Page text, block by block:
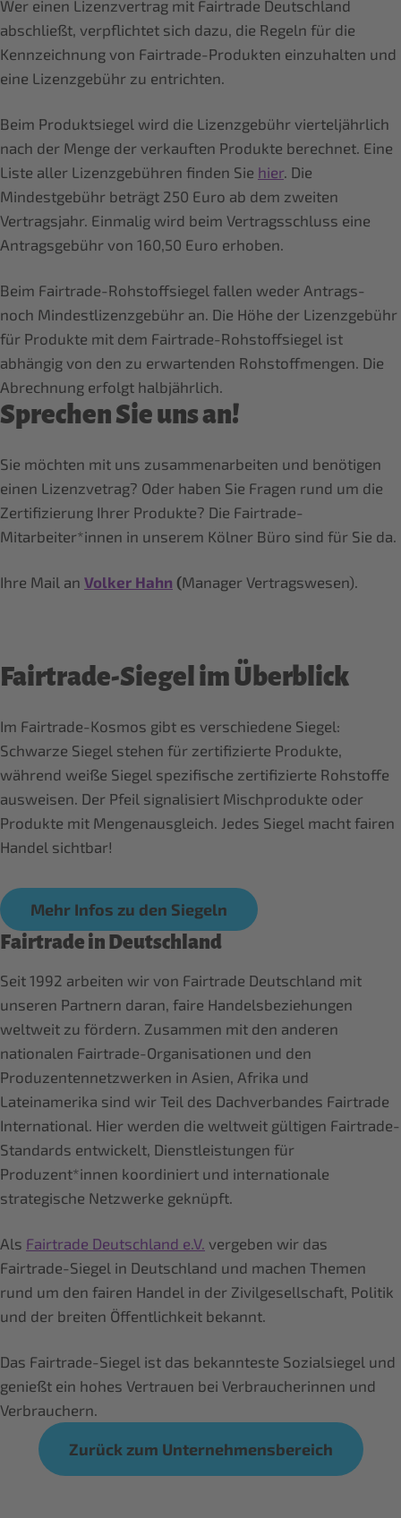
Wer einen Lizenzvertrag mit Fairtrade Deutschland
abschließt, verpflichtet sich dazu, die Regeln für die
Kennzeichnung von Fairtrade-Produkten einzuhalten und
eine Lizenzgebühr zu entrichten.
Beim Produktsiegel wird die Lizenzgebühr vierteljährlich
nach der Menge der verkauften Produkte berechnet. Eine
Liste aller Lizenzgebühren finden Sie hier. Die
Mindestgebühr beträgt 250 Euro ab dem zweiten
Vertragsjahr. Einmalig wird beim Vertragsschluss eine
Antragsgebühr von 160,50 Euro erhoben.
Beim Fairtrade-Rohstoffsiegel fallen weder Antrags-
noch Mindestlizenzgebühr an. Die Höhe der Lizenzgebühr
für Produkte mit dem Fairtrade-Rohstoffsiegel ist
abhängig von den zu erwartenden Rohstoffmengen. Die
Abrechnung erfolgt halbjährlich.
Sprechen Sie uns an!
Sie möchten mit uns zusammenarbeiten und benötigen
einen Lizenzvetrag? Oder haben Sie Fragen rund um die
Zertifizierung Ihrer Produkte? Die Fairtrade-
Mitarbeiter*innen in unserem Kölner Büro sind für Sie da.
Ihre Mail an Volker Hahn (Manager Vertragswesen).
Fairtrade-Siegel im Überblick
Im Fairtrade-Kosmos gibt es verschiedene Siegel:
Schwarze Siegel stehen für zertifizierte Produkte,
während weiße Siegel spezifische zertifizierte Rohstoffe
ausweisen. Der Pfeil signalisiert Mischprodukte oder
Produkte mit Mengenausgleich. Jedes Siegel macht fairen
Handel sichtbar!
Mehr Infos zu den Siegeln
Fairtrade in Deutschland
Seit 1992 arbeiten wir von Fairtrade Deutschland mit
unseren Partnern daran, faire Handelsbeziehungen
weltweit zu fördern. Zusammen mit den anderen
nationalen Fairtrade-Organisationen und den
Produzentennetzwerken in Asien, Afrika und
Lateinamerika sind wir Teil des Dachverbandes Fairtrade
International. Hier werden die weltweit gültigen Fairtrade-
Standards entwickelt, Dienstleistungen für
Produzent*innen koordiniert und internationale
strategische Netzwerke geknüpft.
Als Fairtrade Deutschland e.V. vergeben wir das
Fairtrade-Siegel in Deutschland und machen Themen
rund um den fairen Handel in der Zivilgesellschaft, Politik
und der breiten Öffentlichkeit bekannt.
Das Fairtrade-Siegel ist das bekannteste Sozialsiegel und
genießt ein hohes Vertrauen bei Verbraucherinnen und
Verbrauchern.
Zurück zum Unternehmensbereich